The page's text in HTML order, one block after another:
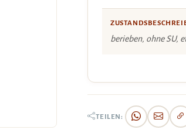
berieben, ohne SU,
TEILEN: